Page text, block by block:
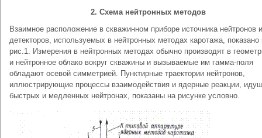
2. Схема нейтронных методов
Взаимное расположение в скважинном приборе источника нейтронов и
детекторов, используемых в нейтронных методах каротажа, показано
рис.1. Измерения в нейтронных методах обычно производят в
и нейтронное облако вокруг скважины и вызываемые им гамма-поля
обладают осевой симметрией. Пунктирные траектории нейтронов,
иллюстрирующие процессы взаимодействия и ядерные реакции,
быстрых и медленных нейтронах, показаны на рисунке условно.